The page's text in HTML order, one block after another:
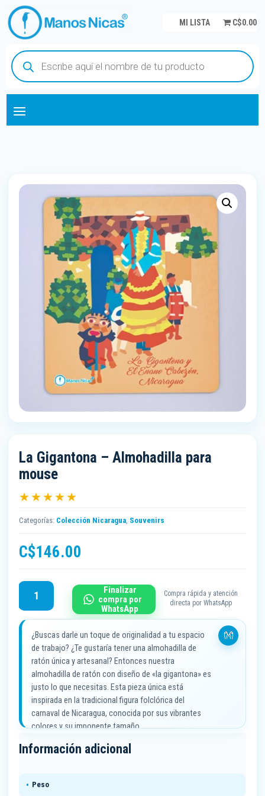
MI LISTA C$0.00
Búsqueda
de
productos
La Gigantona – Almohadilla para
mouse
★★★★★
Categorías: Colección Nicaragua Souvenirs
C$146.00
La
Gigantona
Almohadilla
para
cantidad
Finalizar
compra por
WhatsApp
Compra rápida y atención
directa por WhatsApp
¿Buscas darle un toque de originalidad a tu espacio
de trabajo? ¿Te gustaría tener una almohadilla de
ratón única y artesanal? Entonces nuestra
almohadilla de ratón con diseño de «la gigantona» es
justo lo que necesitas. Esta pieza única está
inspirada en la tradicional figura folclórica del
carnaval de Nicaragua, conocida por sus vibrantes
colores y su imponente tamaño.
Además de ser un objeto decorativo llamativo,
sin esfuerzo del cursor, lo que facilita tus tareas
Información adicional
Peso